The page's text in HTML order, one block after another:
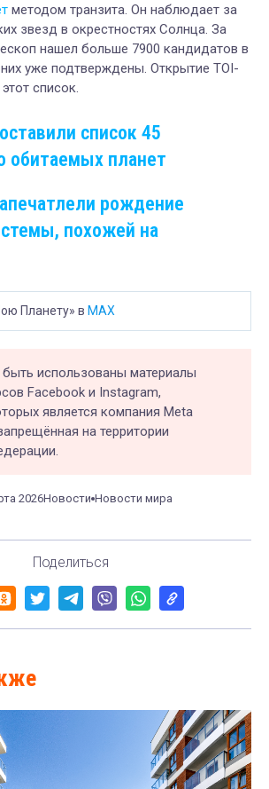
методом транзита. Он наблюдает за
звезд в окрестностях Солнца. За
нашел больше 7900 кандидатов в
уже подтверждены. Открытие TOI-
список.
список 45
обитаемых планет
рождение
похожей на
Планету» в MAX
быть использованы материалы
Facebook и Instagram,
является компания Meta
на территории
2026Новости Новости мира
Поделиться